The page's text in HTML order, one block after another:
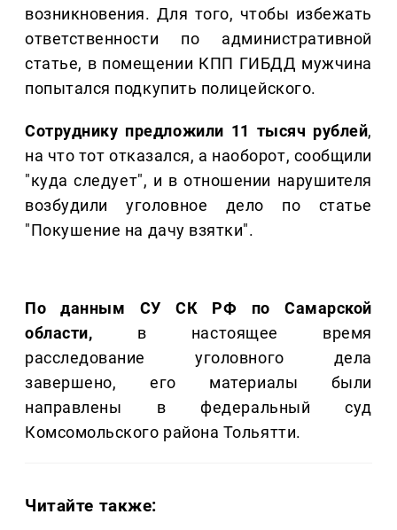
возникновения. Для того, чтобы избежать
ответственности по административной
статье, в помещении КПП ГИБДД мужчина
попытался подкупить полицейского.
Сотруднику предложили 11 тысяч рублей,
на что тот отказался, а наоборот, сообщили
"куда следует", и в отношении нарушителя
возбудили уголовное дело по статье
"Покушение на дачу взятки".
По данным СУ СК РФ по Самарской
области, в настоящее время
расследование уголовного дела
завершено, его материалы были
направлены в федеральный суд
Комсомольского района Тольятти.
Читайте также: